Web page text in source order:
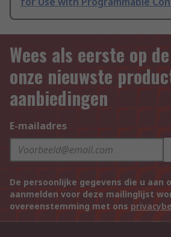
Wees als eerste op
onze nieuwste
aanbiedingen
E-mailadres
De persoonlijke gegevens die u aan
aanmelden voor deze mailinglijst
overeenstemming met ons